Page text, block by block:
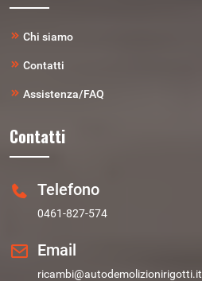
Chi siamo
Contatti
Assistenza/FAQ
Contatti
Telefono
0461-827-574
Email
ricambi@autodemolizionirigotti.it